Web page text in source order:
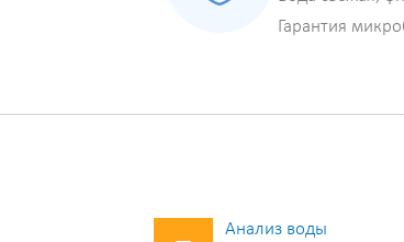
Гарантия
Анализ воды